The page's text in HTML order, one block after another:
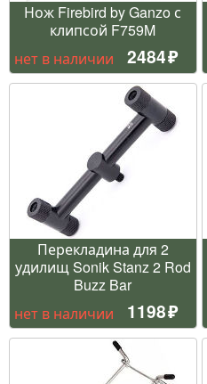
Нож Firebird by Ganzo с
клипсой F759M
нет в наличии
2484
Перекладина для 2
удилищ Sonik Stanz 2 Rod
Buzz Bar
нет в наличии
1198